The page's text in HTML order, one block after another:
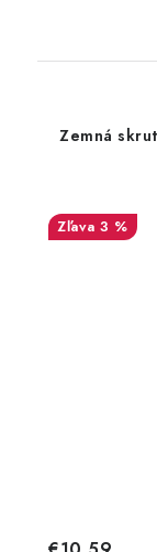
Zemná
3 %